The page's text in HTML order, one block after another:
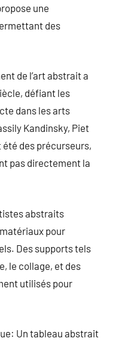
une
des
de l’art abstrait a
défiant les
dans les arts
Kandinsky, Piet
des précurseurs,
pas directement la
abstraits
pour
Des supports tels
le collage, et des
utilisés pour
Un tableau abstrait